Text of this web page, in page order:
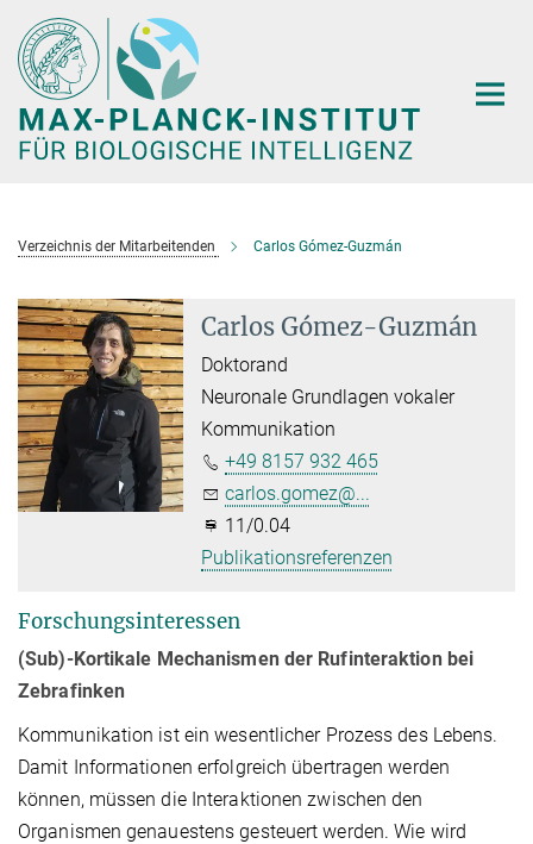
Hauptinhalt
Verzeichnis der Mitarbeitenden Carlos Gómez-Guzmán
Carlos Gómez-Guzmán
Doktorand
Neuronale Grundlagen vokaler
Kommunikation
+49 8157 932 465
carlos.gomez@...
11/0.04
Publikationsreferenzen
Forschungsinteressen
(Sub)-Kortikale Mechanismen der Rufinteraktion bei
Zebrafinken
Kommunikation ist ein wesentlicher Prozess des Lebens.
Damit Informationen erfolgreich übertragen werden
können, müssen die Interaktionen zwischen den
Organismen genauestens gesteuert werden. Wie wird